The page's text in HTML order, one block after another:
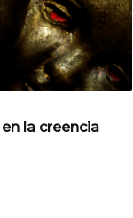
la creencia